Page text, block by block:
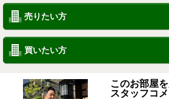
売りたい方
買いたい方
このお部屋
スタッフコ